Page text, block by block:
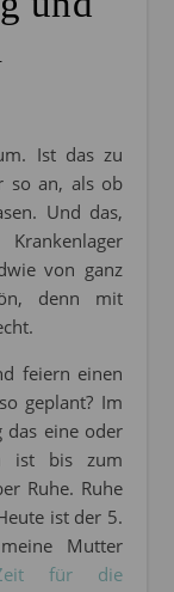
so an, als ob
Und das,
von ganz
denn mit
feiern einen
geplant? Im
das eine oder
ist bis zum
Ruhe. Ruhe
ist der 5.
Mutter
für die